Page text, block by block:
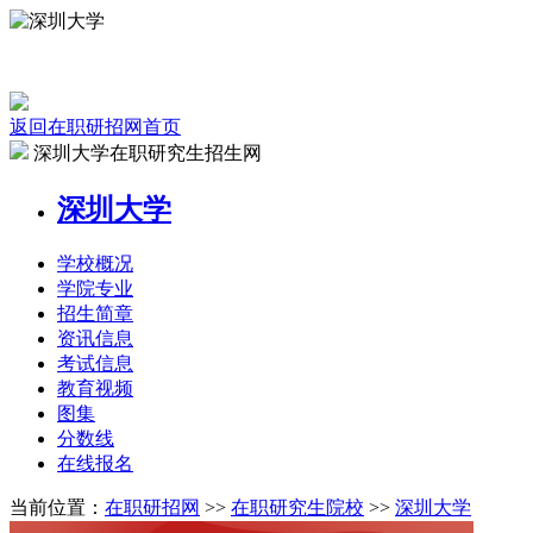
返回在职研招网首页
深圳大学在职研究生招生网
深圳大学
学校概况
学院专业
招生简章
资讯信息
考试信息
教育视频
图集
分数线
在线报名
当前位置： 在职研招网 >> 在职研究生院校 >> 深圳大学